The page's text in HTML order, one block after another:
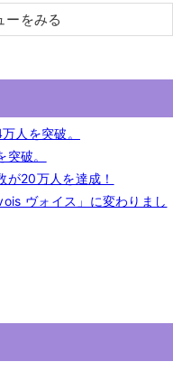
ーをみる
人を突破。
破。
20万人を達成！
ヴォイス」に変わりまし